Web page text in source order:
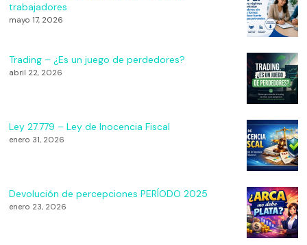
trabajadores
mayo 17, 2026
Trading – ¿Es un juego de perdedores?
abril 22, 2026
Ley 27.779 – Ley de Inocencia Fiscal
enero 31, 2026
Devolución de percepciones PERÍODO 2025
enero 23, 2026